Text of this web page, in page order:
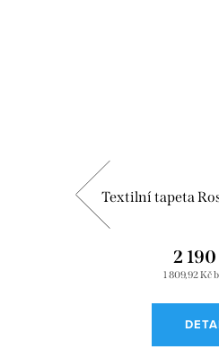
Textilní tapeta
1 809,92 Kč
2